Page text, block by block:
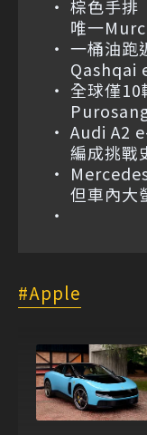
棕色手排
唯一
一桶油跑
Qashqai
全球僅
Audi A2
編成挑戰
但車內大
Apple